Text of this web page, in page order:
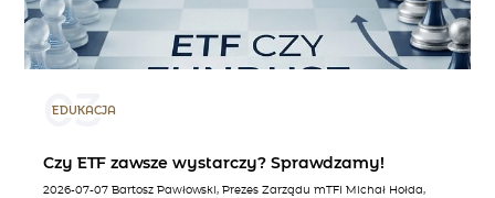
03
EDUKACJA
Czy ETF zawsze wystarczy? Sprawdzamy!
2026-07-07 Bartosz Pawłowski, Prezes Zarządu mTFI Michał Hołda,